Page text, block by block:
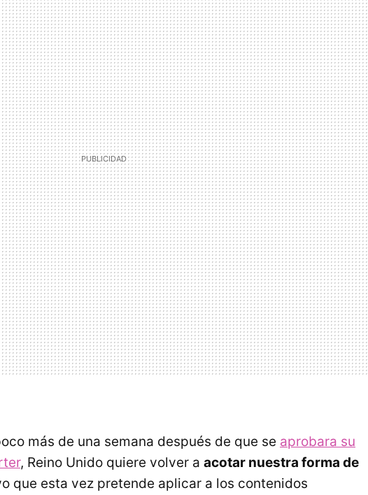
más de una semana después de que se aprobara su
, Reino Unido quiere volver a acotar nuestra forma de
que esta vez pretende aplicar a los contenidos